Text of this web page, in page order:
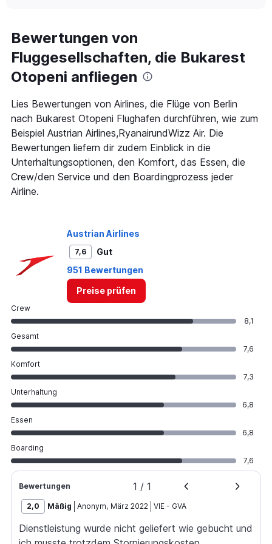
Range:
91
categories.
The
chart
1
Y
axis
displaying
values.
Range:
0
to
600.
Bewertungen von
Fluggesellschaften, die Bukarest
Otopeni anfliegen
Lies Bewertungen von Airlines, die Flüge von Berlin
nach Bukarest Otopeni Flughafen durchführen, wie zum
Beispiel Austrian Airlines,RyanairundWizz Air. Die
Bewertungen liefern dir zudem Einblick in die
Unterhaltungsoptionen, den Komfort, das Essen, die
Crew/den Service und den Boardingprozess jeder
Airline.
Austrian Airlines
7,6
Gut
951 Bewertungen
Preise prüfen
Crew
8,1
Gesamt
7,6
Komfort
7,3
Unterhaltung
6,8
Essen
6,8
Boarding
7,6
Bewertungen 1 / 1
2,0 Mäßig Anonym, März 2022 VIE - GVA
Dienstleistung wurde nicht geliefert wie gebucht und